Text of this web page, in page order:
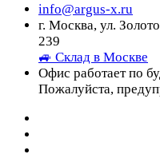
info@argus-x.ru
г. Москва, ул.
239
🚙 Склад в Москве
Офис работает по
Пожалуйста,